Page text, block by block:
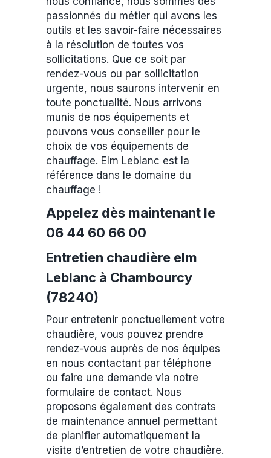
passionnés du métier qui avons les
outils et les savoir-faire nécessaires
à la résolution de toutes vos
sollicitations. Que ce soit par
rendez-vous ou par sollicitation
urgente, nous saurons intervenir en
toute ponctualité. Nous arrivons
munis de nos équipements et
pouvons vous conseiller pour le
choix de vos équipements de
chauffage. Elm Leblanc est la
référence dans le domaine du
chauffage !
Appelez dès maintenant le
06 44 60 66 00
Entretien chaudière elm
Leblanc à Chambourcy
(78240)
Pour entretenir ponctuellement votre
chaudière, vous pouvez prendre
rendez-vous auprès de nos équipes
en nous contactant par téléphone
ou faire une demande via notre
formulaire de contact. Nous
proposons également des contrats
de maintenance annuel permettant
de planifier automatiquement la
visite d’entretien de votre chaudière.